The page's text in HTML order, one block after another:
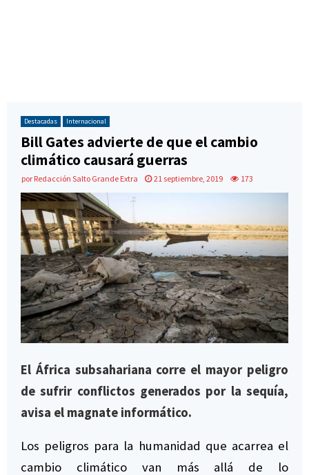
Destacadas Internacional
Bill Gates advierte de que el cambio
climático causará guerras
por Redacción Salto Grande Extra 21 septiembre, 2019 173
El África subsahariana corre el mayor peligro
de sufrir conflictos generados por la sequía,
avisa el magnate informático.
Los peligros para la humanidad que acarrea el
cambio climático van más allá de lo